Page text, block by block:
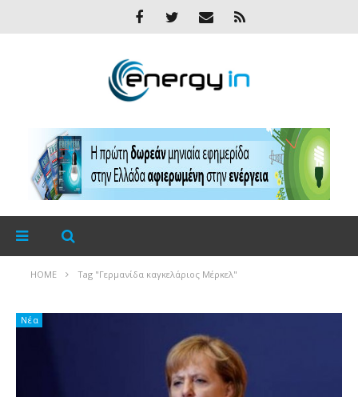
HOME Tag "Γερμανίδα καγκελάριος Μέρκελ"
Νέα